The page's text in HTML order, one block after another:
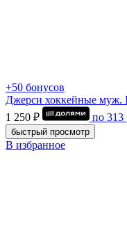
+50 бонусов
Джерси хоккейные муж.
1 250 ₽
по 313
быстрый просмотр
В избранное